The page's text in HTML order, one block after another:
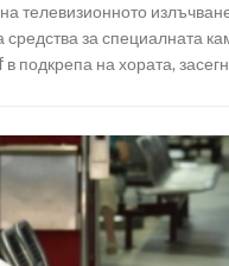
телевизионното
средства за специалната
подкрепа на хората,